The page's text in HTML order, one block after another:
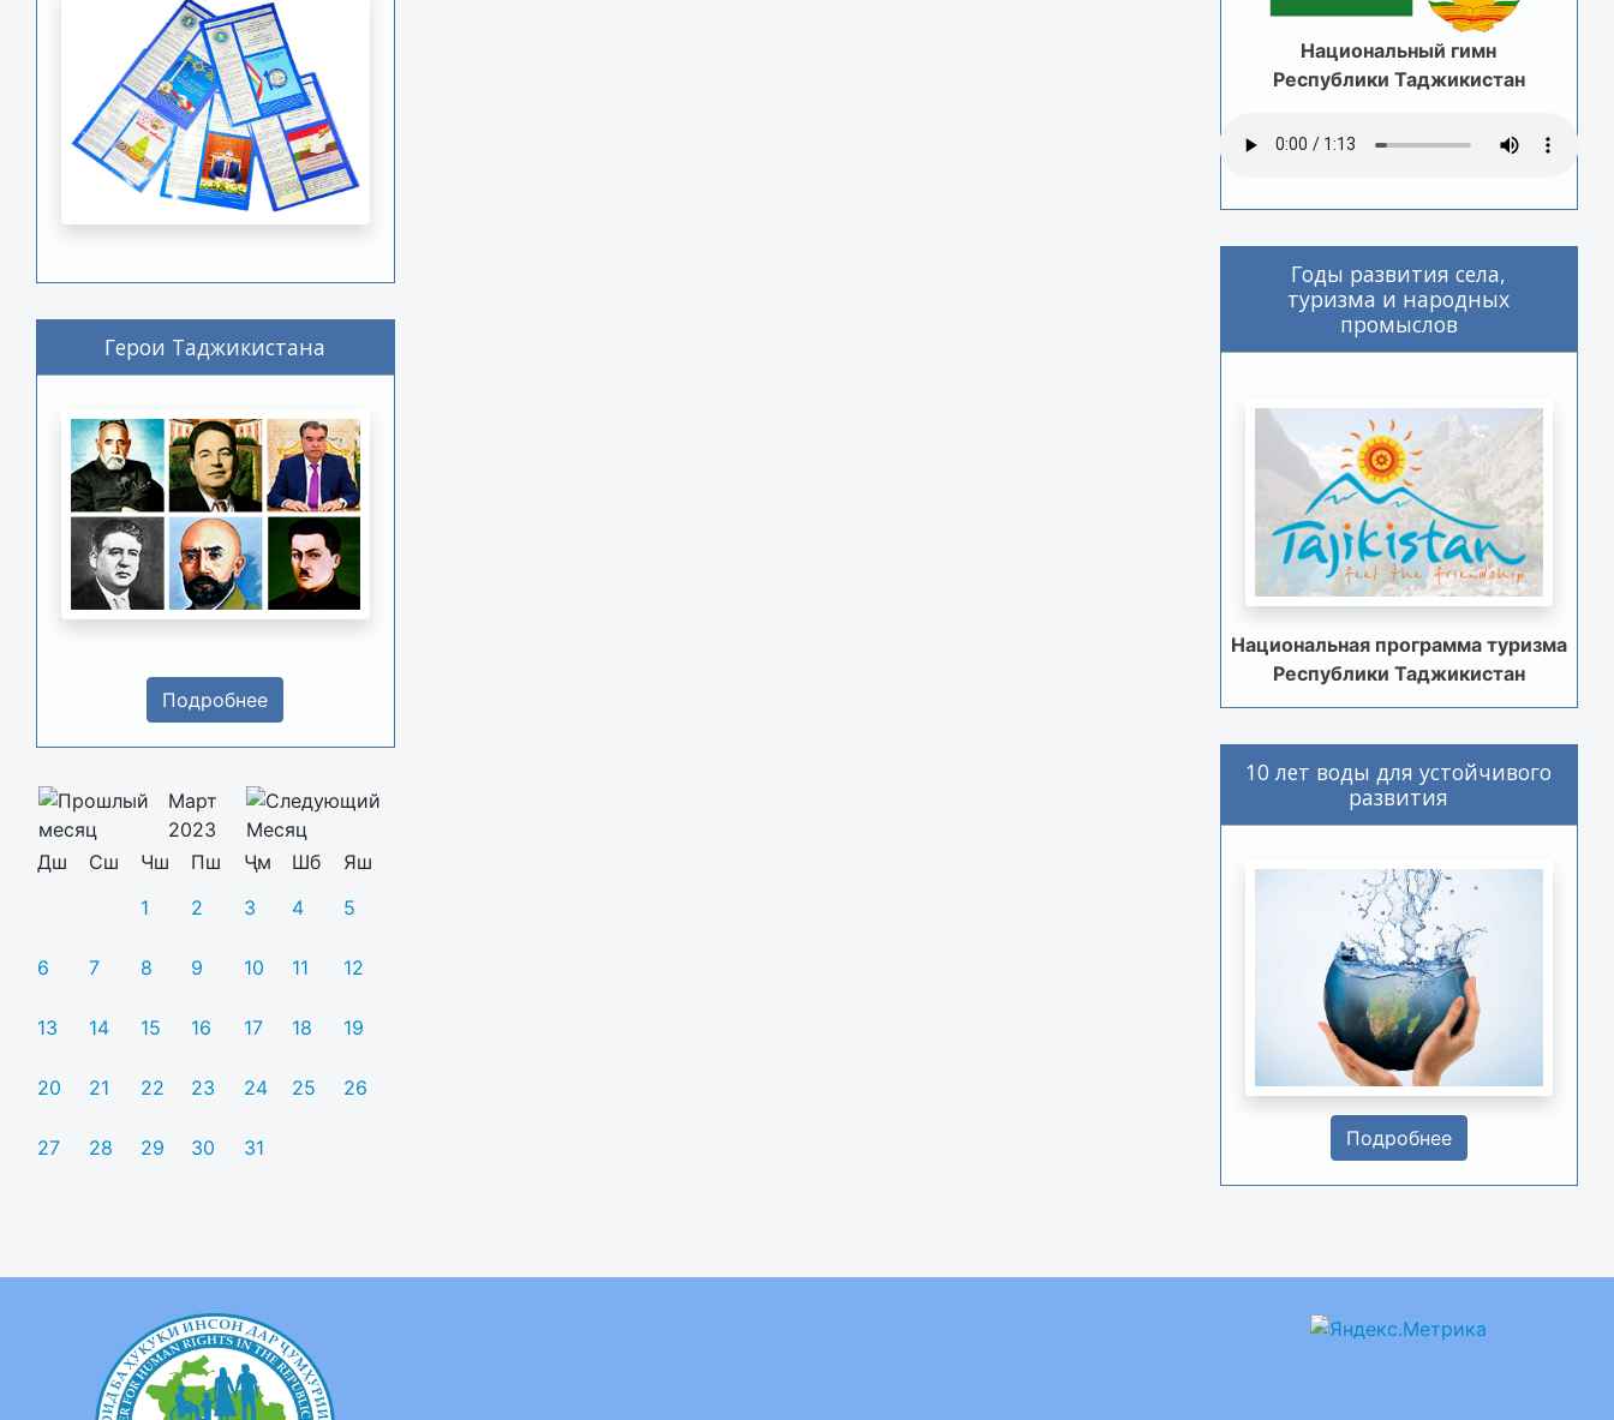
Герои Таджикистана
Подробнее
Март
2023
Дш
Сш Чш Пш Ҷм Шб
Яш
1
2 3 4 5
6 7 8 9 10 11 12
13 14 15 16 17 18 19
20 21 22 23 24 25 26
27 28 29 30 31
Национальный гимн
Республики Таджикистан
Годы развития села,
туризма и народных
промыслов
Национальная программа туризма
Республики Таджикистан
10 лет воды для устойчивого
развития
Подробнее